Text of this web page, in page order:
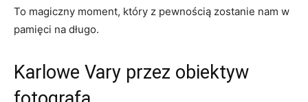
To magiczny​ moment, ‌który z‍ pewnością zostanie‍ nam w⁤
pamięci‍ na ‌długo.
Karlowe Vary‍ przez obiektyw​